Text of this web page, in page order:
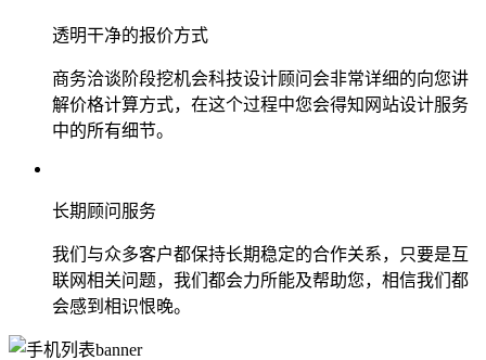
透明干净的报价方式
商务洽谈阶段挖机会科技设计顾问会非常详细的向您讲
解价格计算方式，在这个过程中您会得知网站设计服务
中的所有细节。
长期顾问服务
我们与众多客户都保持长期稳定的合作关系，只要是互
联网相关问题，我们都会力所能及帮助您，相信我们都
会感到相识恨晚。